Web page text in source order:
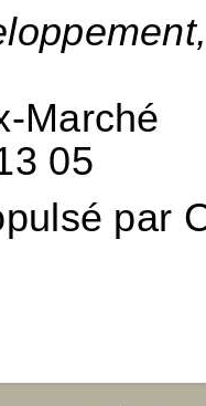
Marché
05
par